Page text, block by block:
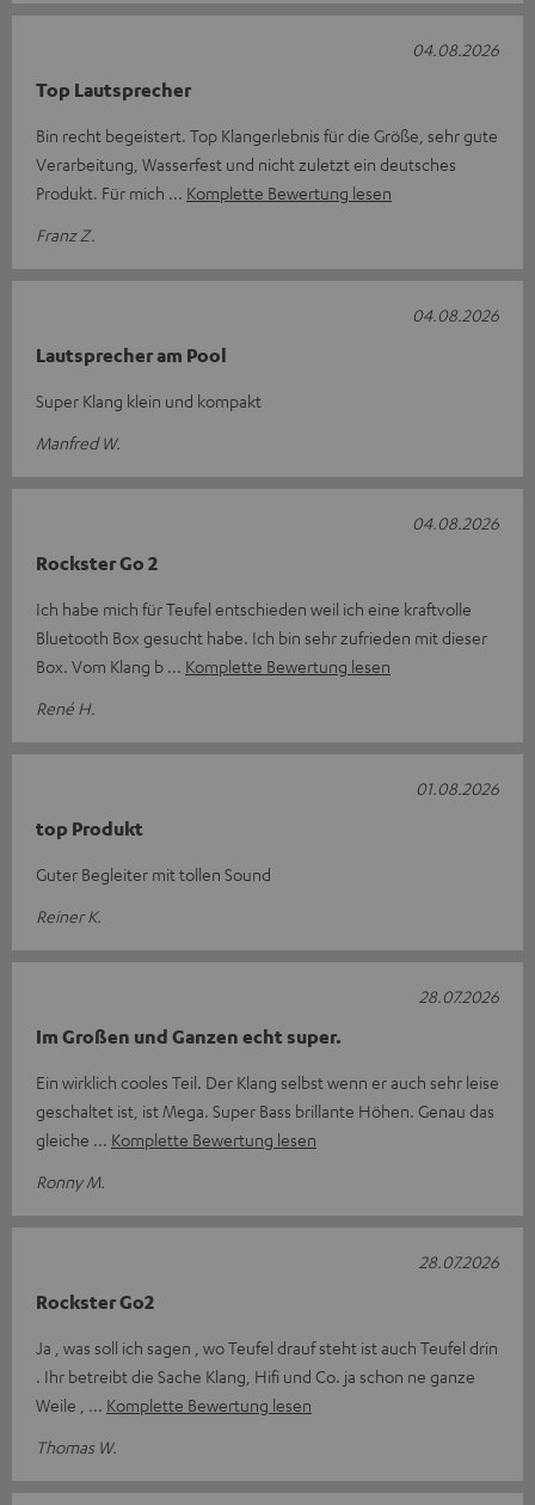
Top Lautsprecher
Bin recht begeistert. Top Klangerlebnis für die Größe, sehr gute
Verarbeitung, Wasserfest und nicht zuletzt ein deutsches
Produkt. Für mich
Komplette Bewertung lesen
Franz Z.
04.08.2026
Lautsprecher am Pool
Super Klang klein und kompakt
Manfred W.
04.08.2026
Rockster Go 2
Ich habe mich für Teufel entschieden weil ich eine kraftvolle
Bluetooth Box gesucht habe. Ich bin sehr zufrieden mit dieser
Box. Vom Klang b
Komplette Bewertung lesen
René H.
04.08.2026
top Produkt
Guter Begleiter mit tollen Sound
Reiner K.
01.08.2026
Im Großen und Ganzen echt super.
Ein wirklich cooles Teil. Der Klang selbst wenn er auch sehr leise
geschaltet ist, ist Mega. Super Bass brillante Höhen. Genau das
gleiche
Komplette Bewertung lesen
Ronny M.
28.07.2026
Rockster Go2
Ja , was soll ich sagen , wo Teufel drauf steht ist auch Teufel drin
. Ihr betreibt die Sache Klang, Hifi und Co. ja schon ne ganze
Weile ,
Komplette Bewertung lesen
Thomas W.
28.07.2026